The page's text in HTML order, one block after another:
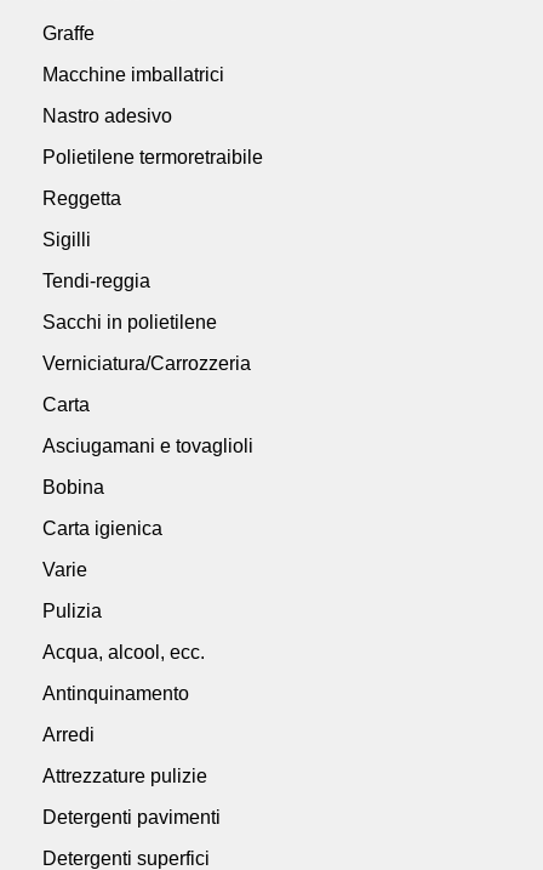
Graffe
Macchine imballatrici
Nastro adesivo
Polietilene termoretraibile
Reggetta
Sigilli
Tendi-reggia
Sacchi in polietilene
Verniciatura/Carrozzeria
Carta
Asciugamani e tovaglioli
Bobina
Carta igienica
Varie
Pulizia
Acqua, alcool, ecc.
Antinquinamento
Arredi
Attrezzature pulizie
Detergenti pavimenti
Detergenti superfici